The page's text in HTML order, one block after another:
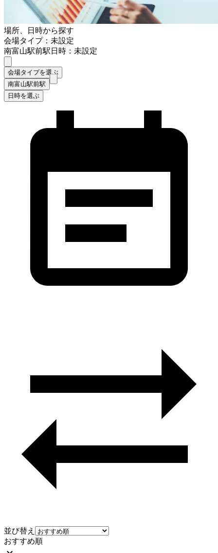
場所、日時から探す
会場タイプ：未設定
南富山駅前駅日時：未設定
会場タイプを選ぶ
南富山駅前駅
日時を選ぶ
並び替え
おすすめ順